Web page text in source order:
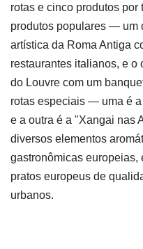
rotas e cinco produtos
produtos populares — um
artística da Roma Antiga
restaurantes italianos, e
do Louvre com um
rotas especiais — uma é
e a outra é a "Xangai nas
diversos elementos
gastronômicas europeias,
pratos europeus de
urbanos.